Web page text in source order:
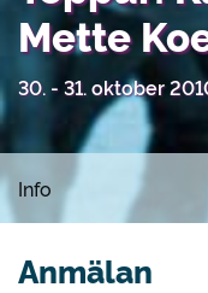
Mette
30. - 31. oktober
Info
Anmälan